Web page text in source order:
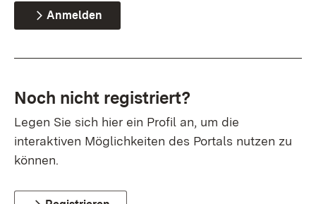
Anmelden
Noch nicht registriert?
Legen Sie sich hier ein Profil an, um die
interaktiven Möglichkeiten des Portals nutzen zu
können.